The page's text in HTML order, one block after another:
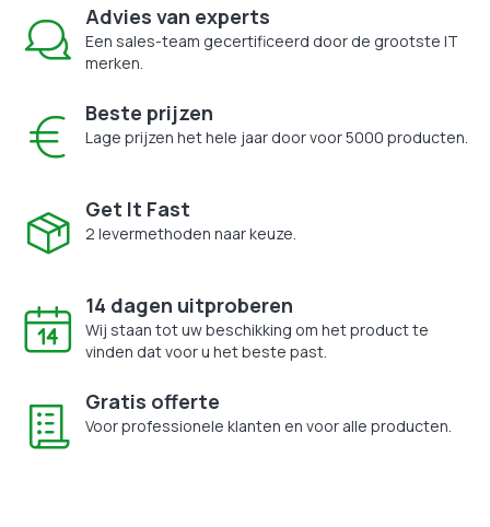
Advies van experts
Een sales-team gecertificeerd door de grootste IT
merken.
Beste prijzen
Lage prijzen het hele jaar door voor 5000 producten.
Get It Fast
2 levermethoden naar keuze.
14 dagen uitproberen
Wij staan tot uw beschikking om het product te
vinden dat voor u het beste past.
Gratis offerte
Voor professionele klanten en voor alle producten.